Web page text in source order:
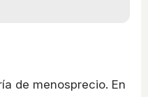
de menosprecio. En